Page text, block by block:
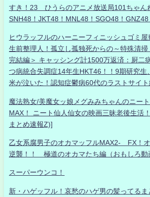
すき！23 ひうらのアニメ放送局101ちゃん
SNH48！JKT48！MNL48！SGO48！
ヒウラッフルのハーニーフィニッシュゴミ屋
生前整理人！孤立し孤独死からの～特殊清
完結編＞ キャッシング計1500万返済：厨二
つ病統合失調症14年生HKT46！！9期研究生
米が泣いた！認知症鬱病60代のラストサイ
魔法熟女/美魔女ッ娘メグみみちゃんのニー
MAX！ ニート仙人仙女の映画三昧老後生活
まとめ速報Z)]
乙女系腐男子のオカマッフルMAX2- FX！
逆襲！！ 極道のオカマたち編（おもしろ動
スーパーウンコ！
新・ハゲッフル！哀愁のハゲ男の髪ってるま